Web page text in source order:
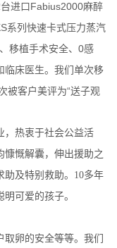
进口Fabius2000麻醉
系列快速卡式压力蒸汽
移植手术安全、0感
临床医生。我们单次移
被客户美评为“送子观
，热衷于社会公益活
慷慨解囊，伸出援助之
助及特别救助。10多年
可爱的孩子。
卵的安全等等。我们